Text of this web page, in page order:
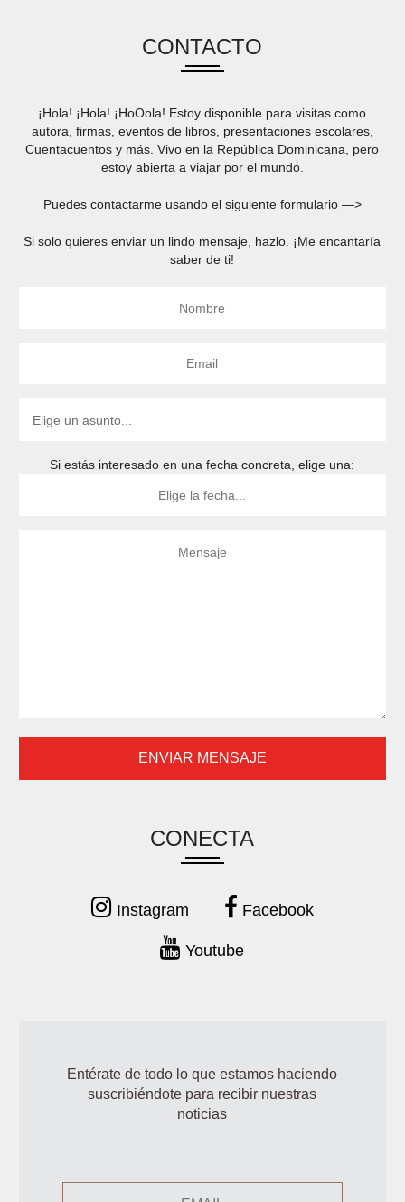
CONTACTO
¡Hola! ¡Hola! ¡HoOola! Estoy disponible para visitas como
autora, firmas, eventos de libros, presentaciones escolares,
Cuentacuentos y más. Vivo en la República Dominicana, pero
estoy abierta a viajar por el mundo.
Puedes contactarme usando el siguiente formulario —>
Si solo quieres enviar un lindo mensaje, hazlo. ¡Me encantaría
saber de ti!
Si estás interesado en una fecha concreta, elige una:
CONECTA
Instagram Facebook
Youtube
Entérate de todo lo que estamos haciendo
suscribiéndote para recibir nuestras
noticias